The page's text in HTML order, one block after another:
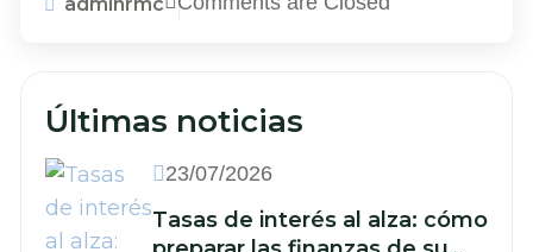
Últimas noticias
23/07/2026
Tasas de interés al alza: cómo